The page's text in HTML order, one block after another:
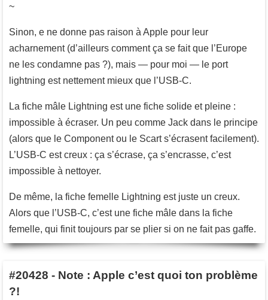
~
Sinon, e ne donne pas raison à Apple pour leur
acharnement (d’ailleurs comment ça se fait que l’Europe
ne les condamne pas ?), mais — pour moi — le port
lightning est nettement mieux que l’USB-C.
La fiche mâle Lightning est une fiche solide et pleine :
impossible à écraser. Un peu comme Jack dans le principe
(alors que le Component ou le Scart s’écrasent facilement).
L’USB-C est creux : ça s’écrase, ça s’encrasse, c’est
impossible à nettoyer.
De même, la fiche femelle Lightning est juste un creux.
Alors que l’USB-C, c’est une fiche mâle dans la fiche
femelle, qui finit toujours par se plier si on ne fait pas gaffe.
#20428 - Note : Apple c’est quoi ton problème
?!